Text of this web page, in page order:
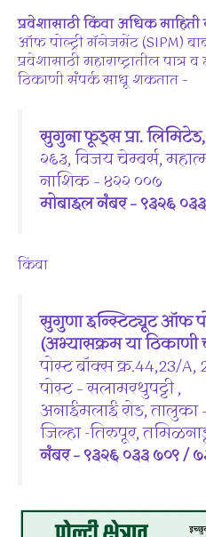
प्रवेशासाठी किंवा अधिक माहिती
ऑफ पोल्ट्री मॅनेजमेंट (SIPM)
प्रवेशासाठी महाराष्ट्रातील
ठिकाणी संपर्क साधू शकतात –
सुगुना फूड्स प्रा. लिमिटेड,
२६३, विजय चेम्बर्स,
नाशिक – ४२२ ००७
मोबाइल नंबर – ९३२६
किंवा
सुगुणा इन्स्टिट्यूट ऑफ
(अभ्यासक्रम या ठिकाणी
पोस्ट बॉक्स क्र.44,23/A,
पोस्ट – सलामरथुपट्टी ,
अनाईमलाई रोड,
जिल्हा -तिरुपूर,
नंबर – ९३२६ ०३३ ७०९ /